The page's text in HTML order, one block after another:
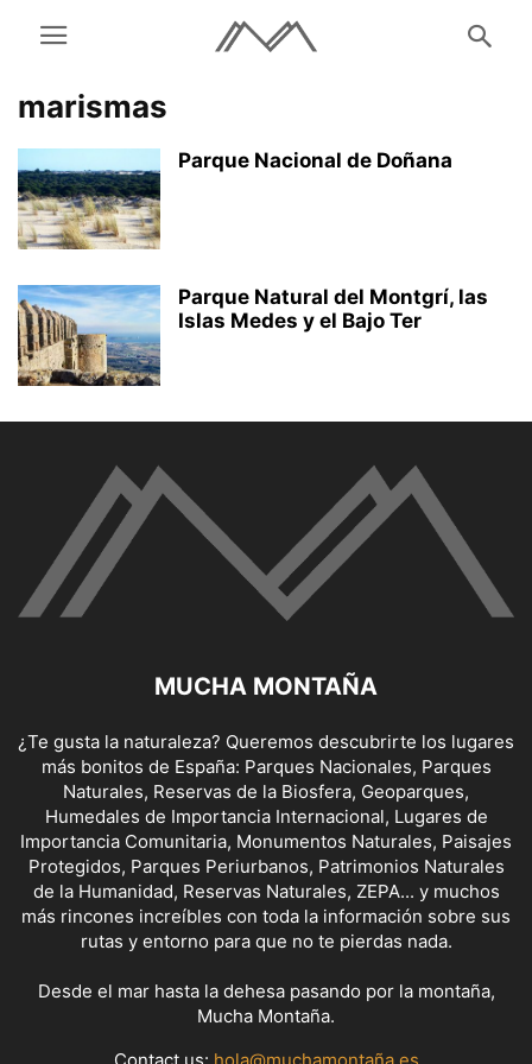
marismas
Parque Nacional de Doñana
Parque Natural del Montgrí, las
Islas Medes y el Bajo Ter
MUCHA MONTAÑA
¿Te gusta la naturaleza? Queremos descubrirte los lugares
más bonitos de España: Parques Nacionales, Parques
Naturales, Reservas de la Biosfera, Geoparques,
Humedales de Importancia Internacional, Lugares de
Importancia Comunitaria, Monumentos Naturales, Paisajes
Protegidos, Parques Periurbanos, Patrimonios Naturales
de la Humanidad, Reservas Naturales, ZEPA... y muchos
más rincones increíbles con toda la información sobre sus
rutas y entorno para que no te pierdas nada.
Desde el mar hasta la dehesa pasando por la montaña,
Mucha Montaña.
Contact us: hola@muchamontaña.es